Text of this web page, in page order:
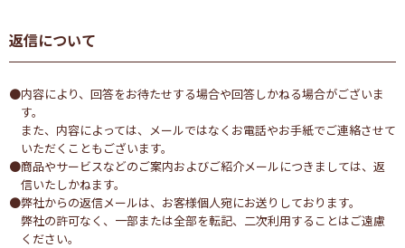
返信について
●内容により、回答をお待たせする場合や回答しかねる場合がございま
す。
また、内容によっては、メールではなくお電話やお手紙でご連絡させて
いただくこともございます。
●商品やサービスなどのご案内およびご紹介メールにつきましては、返
信いたしかねます。
●弊社からの返信メールは、お客様個人宛にお送りしております。
弊社の許可なく、一部または全部を転記、二次利用することはご遠慮
ください。